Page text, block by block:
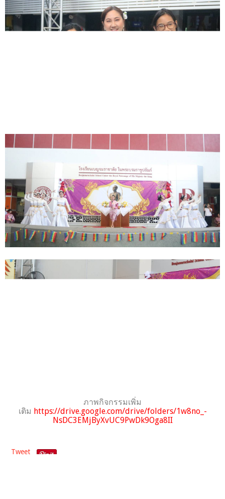
ภาพกิจกรรมเพิ่ม
เติม https://drive.google.com/drive/folders/1w8no_-
NsDC3EMjByXvUC9PwDk9Oga8II
Tweet